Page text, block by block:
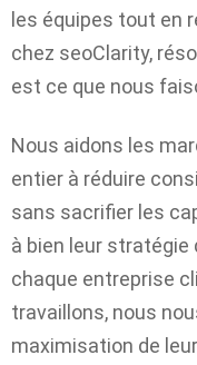
les équipes tout en
chez seoClarity,
est ce que nous
Nous aidons les
entier à réduire
sans sacrifier les
à bien leur
chaque entreprise
travaillons, nous
maximisation de